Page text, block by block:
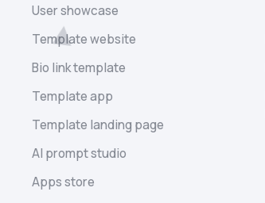
User showcase
Template website
Bio link template
Template app
Template landing page
AI prompt studio
Apps store